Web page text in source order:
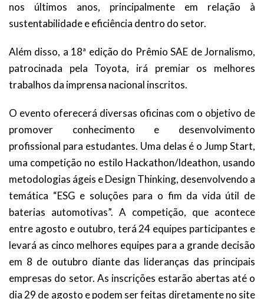
nos últimos anos, principalmente em relação à
sustentabilidade e eficiência dentro do setor.
Além disso, a 18ª edição do Prêmio SAE de Jornalismo,
patrocinada pela Toyota, irá premiar os melhores
trabalhos da imprensa nacional inscritos.
O evento oferecerá diversas oficinas com o objetivo de
promover conhecimento e desenvolvimento
profissional para estudantes. Uma delas é o Jump Start,
uma competição no estilo Hackathon/Ideathon, usando
metodologias ágeis e Design Thinking, desenvolvendo a
temática “ESG e soluções para o fim da vida útil de
baterias automotivas”. A competição, que acontece
entre agosto e outubro, terá 24 equipes participantes e
levará as cinco melhores equipes para a grande decisão
em 8 de outubro diante das lideranças das principais
empresas do setor. As inscrições estarão abertas até o
dia 29 de agosto e podem ser feitas diretamente no site